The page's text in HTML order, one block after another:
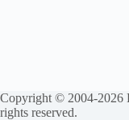
Copyright © 2004-2026
rights reserved.